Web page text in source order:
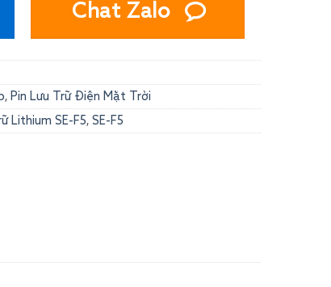
Chat Zalo
, Pin Lưu Trữ Điện Mặt Trời
Lithium SE-F5, SE-F5